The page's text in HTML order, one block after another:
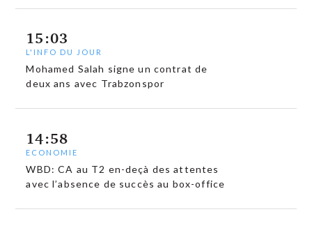
15:03
L'INFO DU JOUR
Mohamed Salah signe un contrat de
deux ans avec Trabzonspor
14:58
ECONOMIE
WBD: CA au T2 en-deçà des attentes
avec l’absence de succès au box-office